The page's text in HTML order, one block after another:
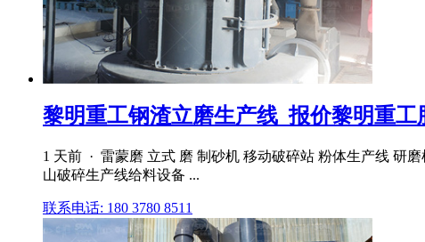
黎明重工钢渣立磨生产线_报价黎明重工
1 天前 · 雷蒙磨 立式 磨 制砂机 移动破碎站 粉体生产线 研
山破碎生产线给料设备 ...
联系电话: 180 3780 8511